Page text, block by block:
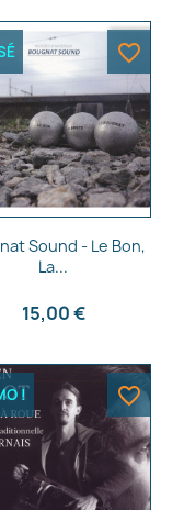
Aperçu rapide
Sound - Le Bon,
La...
15,00 €
favorite_border
! favorite_border
d'envies